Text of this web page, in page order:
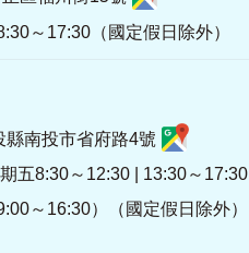
～17:30（國定假日除外）
縣南投市省府路4號
五8:30～12:30 | 13:30～17:30
～16:30）（國定假日除外）